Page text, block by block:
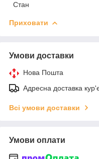
Стан
Приховати
Умови доставки
Нова Пошта
Адресна доставка
Всі умови доставки
Умови оплати